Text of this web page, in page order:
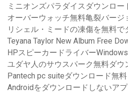
ミニオンズパラダイスダウンロー
オーバーウォッチ無料亀裂バージ
リシェル・ミードの凍傷を無料で
Teyana Taylor New Album Free
HPスピーカードライバー
ユダヤ人のサウスパーク無料ダウ
Pantech pc suiteダウンロード無料
Androidをダウンロードしないア